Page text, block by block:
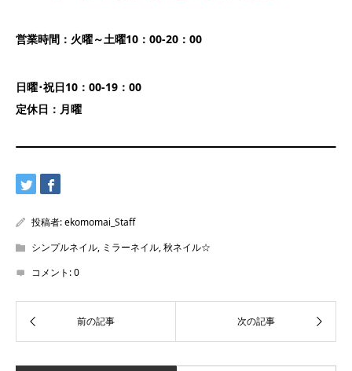
営業時間：火曜～土曜10：00-20：00
日曜･祝日10：00-19：00
定休日：月曜
投稿者:ekomomai_Staff
シンプルネイル, ミラーネイル,秋ネイル☆
コメント:0